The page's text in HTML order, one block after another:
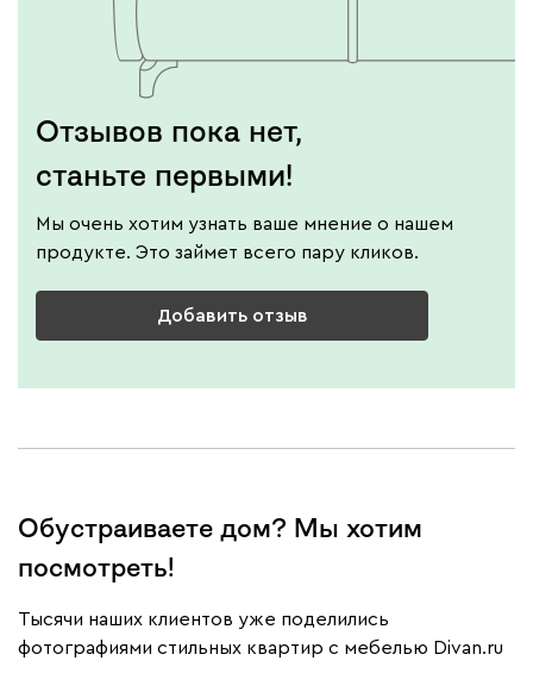
Отзывов пока нет,
станьте первыми!
Мы очень хотим узнать ваше мнение о нашем
продукте. Это займет всего пару кликов.
Добавить отзыв
Обустраиваете дом? Мы хотим
посмотреть!
Тысячи наших клиентов уже поделились
фотографиями стильных квартир с мебелью Divan.ru